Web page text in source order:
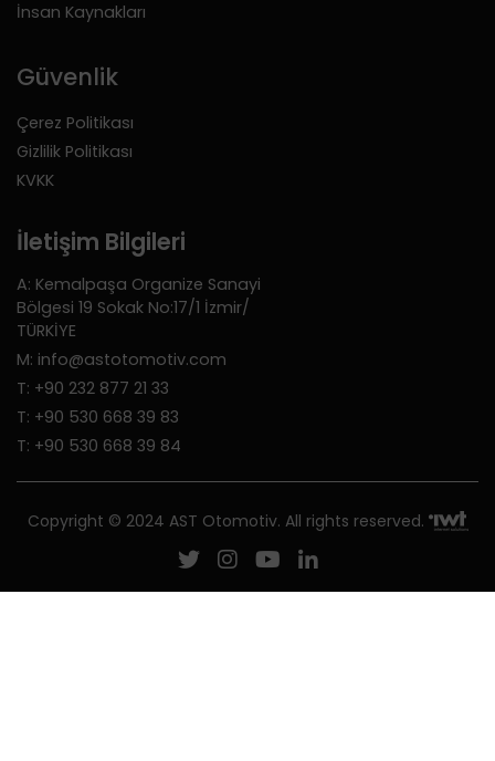
İnsan Kaynakları
Güvenlik
Çerez Politikası
Gizlilik Politikası
KVKK
İletişim Bilgileri
A: Kemalpaşa Organize Sanayi
Bölgesi 19 Sokak No:17/1 İzmir/
TÜRKİYE
M: info@astotomotiv.com
T: +90 232 877 21 33
T: +90 530 668 39 83
T: +90 530 668 39 84
Copyright © 2024 AST Otomotiv. All rights reserved.